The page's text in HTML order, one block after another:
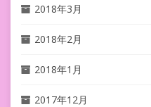
2018年3月
2018年2月
2018年1月
2017年12月